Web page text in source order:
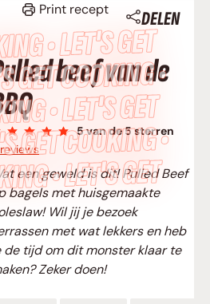
• LET’S GET
GET COOKING •
• LET’S GET
GET COOKING •
• LET’S GET
Print recept DELEN
beef van de
5van de 5 sterren
een geweld is dit! Pulled Beef
bagels met huisgemaakte
Wil jij je bezoek
met wat lekkers en heb
de tijd om dit monster klaar te
Zeker doen!